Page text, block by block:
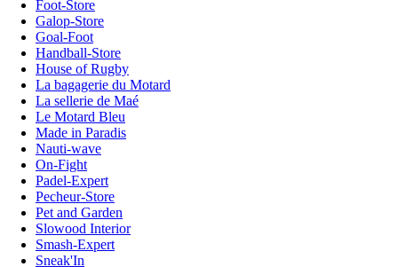
Foot-Store
Galop-Store
Goal-Foot
Handball-Store
House of Rugby
La bagagerie du Motard
La sellerie de Maé
Le Motard Bleu
Made in Paradis
Nauti-wave
On-Fight
Padel-Expert
Pecheur-Store
Pet and Garden
Slowood Interior
Smash-Expert
Sneak'In